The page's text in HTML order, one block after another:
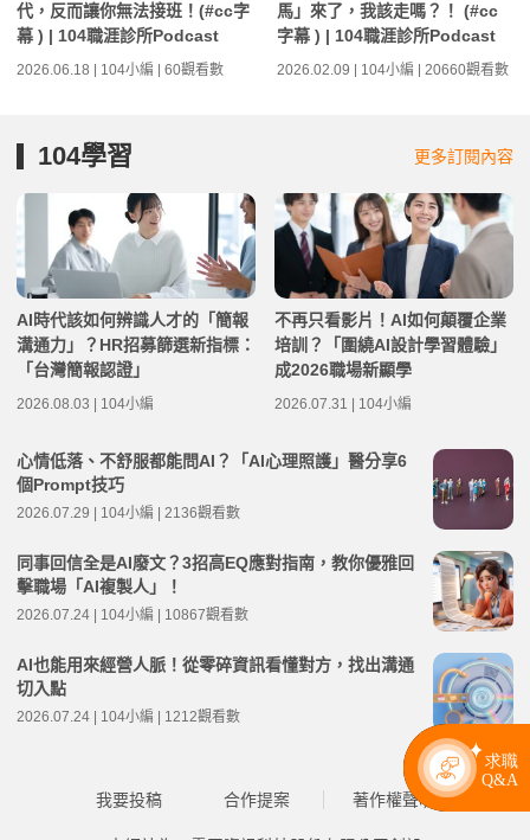
代，反而讓你無法接班！(#cc字
幕 ) | 104職涯診所Podcast
2026.06.18 | 104小編 | 60觀看數
馬」來了，我該走嗎？！ (#cc
字幕 ) | 104職涯診所Podcast
2026.02.09 | 104小編 | 20660觀看數
104學習 更多訂閱內容
AI時代該如何辨識人才的「簡報
溝通力」？HR招募篩選新指標：
「台灣簡報認證」
2026.08.03 | 104小編
不再只看影片！AI如何顛覆企業
培訓？「圍繞AI設計學習體驗」
成2026職場新顯學
2026.07.31 | 104小編
心情低落、不舒服都能問AI？「AI心理照護」醫分享6
個Prompt技巧
2026.07.29 | 104小編 | 2136觀看數
同事回信全是AI廢文？3招高EQ應對指南，教你優雅回
擊職場「AI複製人」！
2026.07.24 | 104小編 | 10867觀看數
AI也能用來經營人脈！從零碎資訊看懂對方，找出溝通
切入點
2026.07.24 | 104小編 | 1212觀看數
我要投稿 合作提案 著作權聲明